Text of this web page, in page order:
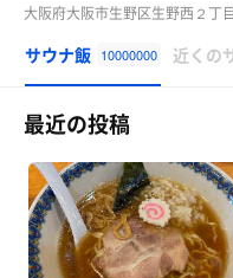
大阪府大阪市生野区生野西２丁
サウナ飯 10000000 近くの
最近の投稿